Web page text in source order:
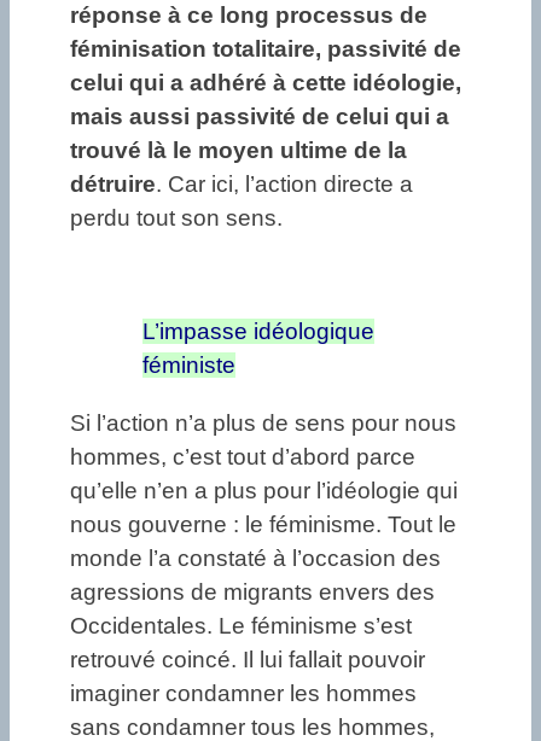
réponse à ce long processus de
féminisation totalitaire, passivité de
celui qui a adhéré à cette idéologie,
mais aussi passivité de celui qui a
trouvé là le moyen ultime de la
détruire. Car ici, l’action directe a
perdu tout son sens.
L’impasse idéologique
féministe
Si l’action n’a plus de sens pour nous
hommes, c’est tout d’abord parce
qu’elle n’en a plus pour l’idéologie qui
nous gouverne : le féminisme. Tout le
monde l’a constaté à l’occasion des
agressions de migrants envers des
Occidentales. Le féminisme s’est
retrouvé coincé. Il lui fallait pouvoir
imaginer condamner les hommes
sans condamner tous les hommes,